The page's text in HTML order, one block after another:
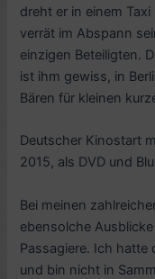
dreht er in einem Taxi
verrät im Abspann
einzigen Beteiligten.
ist ihm gewiss, in
Bären für kleinen
Deutscher Kinostart
2015, als DVD und
Bei meinen
ebensolche
Passagiere. Ich hatte
und bin nicht in